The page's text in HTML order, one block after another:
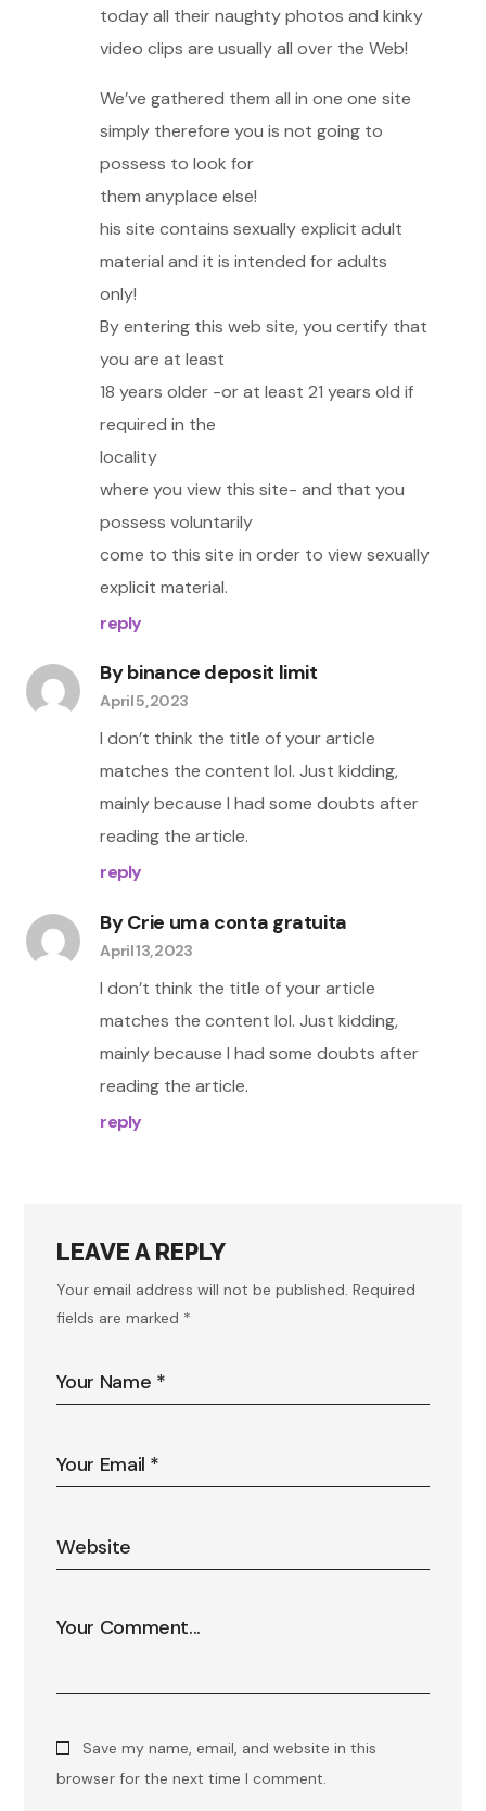
today all their naughty photos and kinky
video clips are usually all over the Web!
We’ve gathered them all in one one site
simply therefore you is not going to
possess to look for
them anyplace else!
his site contains sexually explicit adult
material and it is intended for adults
only!
By entering this web site, you certify that
you are at least
18 years older -or at least 21 years old if
required in the
locality
where you view this site- and that you
possess voluntarily
come to this site in order to view sexually
explicit material.
reply
Bybinance deposit limit
April 5, 2023
I don’t think the title of your article
matches the content lol. Just kidding,
mainly because I had some doubts after
reading the article.
reply
ByCrie uma conta gratuita
April 13, 2023
I don’t think the title of your article
matches the content lol. Just kidding,
mainly because I had some doubts after
reading the article.
reply
LEAVE A REPLY
Your email address will not be published. Required
fields are marked *
Save my name, email, and website in this
browser for the next time I comment.